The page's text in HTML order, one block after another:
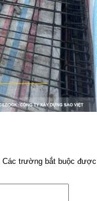
Các trường bắt buộc được